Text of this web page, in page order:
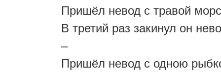
Пришёл невод с травой
В третий раз закинул он
–
Пришёл невод с одною